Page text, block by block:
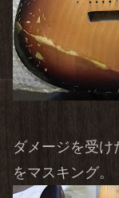
ダメージを受
をマスキング。